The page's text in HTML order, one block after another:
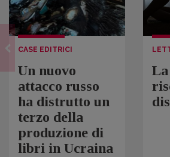
CASE EDITRICI
Un nuovo
attacco russo
ha distrutto un
terzo della
produzione di
libri in Ucraina